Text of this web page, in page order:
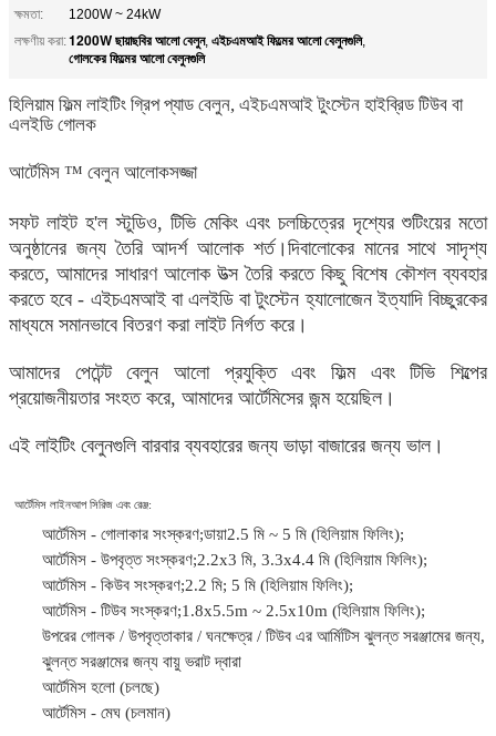
ক্ষমতা:
1200W ~ 24kW
লক্ষণীয় করা:1200W ছায়াছবির আলো বেলুন, এইচএমআই ফিল্মের আলো বেলুনগুলি,
গোলকের ফিল্মের আলো বেলুনগুলি
হিলিয়াম ফিল্ম লাইটিং গ্রিপ প্যাড বেলুন, এইচএমআই টুংস্টেন হাইব্রিড টিউব বা
এলইডি গোলক
আর্টেমিস ™ বেলুন আলোকসজ্জা
সফট লাইট হ'ল স্টুডিও, টিভি মেকিং এবং চলচ্চিত্রের দৃশ্যের শুটিংয়ের মতো
অনুষ্ঠানের জন্য তৈরি আদর্শ আলোক শর্ত।দিবালোকের মানের সাথে সাদৃশ্য
করতে, আমাদের সাধারণ আলোক উত্স তৈরি করতে কিছু বিশেষ কৌশল ব্যবহার
করতে হবে - এইচএমআই বা এলইডি বা টুংস্টেন হ্যালোজেন ইত্যাদি বিচ্ছুরকের
মাধ্যমে সমানভাবে বিতরণ করা লাইট নির্গত করে।
আমাদের পেটেন্ট বেলুন আলো প্রযুক্তি এবং ফিল্ম এবং টিভি শিল্পের
প্রয়োজনীয়তার সংহত করে, আমাদের আর্টেমিসের জন্ম হয়েছিল।
এই লাইটিং বেলুনগুলি বারবার ব্যবহারের জন্য ভাড়া বাজারের জন্য ভাল।
আর্টেমিস লাইনআপ সিরিজ এবং রেঞ্জ:
আর্টেমিস - গোলাকার সংস্করণ;ডায়া2.5 মি ~ 5 মি (হিলিয়াম ফিলিং);
আর্টেমিস - উপবৃত্ত সংস্করণ;2.2x3 মি, 3.3x4.4 মি (হিলিয়াম ফিলিং);
আর্টেমিস - কিউব সংস্করণ;2.2 মি; 5 মি (হিলিয়াম ফিলিং);
আর্টেমিস - টিউব সংস্করণ;1.8x5.5m ~ 2.5x10m (হিলিয়াম ফিলিং);
উপরের গোলক / উপবৃত্তাকার / ঘনক্ষেত্র / টিউব এর আর্মিটিস ঝুলন্ত সরঞ্জামের জন্য,
ঝুলন্ত সরঞ্জামের জন্য বায়ু ভরাট দ্বারা
আর্টেমিস হলো (চলছে)
আর্টেমিস - মেঘ (চলমান)